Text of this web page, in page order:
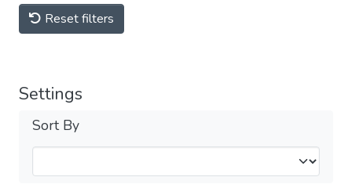
Reset filters
Settings
Sort By